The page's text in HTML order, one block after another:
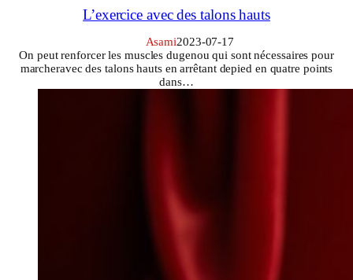
L’exercice avec des talons hauts
Asami2023-07-17
On peut renforcer les muscles dugenou qui sont nécessaires pour
marcheravec des talons hauts en arrêtant depied en quatre points
dans…